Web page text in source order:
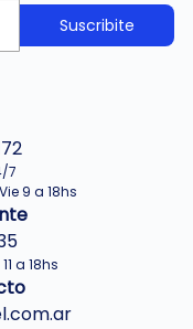
Suscribite
7
9 a 18hs
a 18hs